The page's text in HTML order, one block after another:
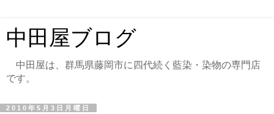
中田屋ブログ
中田屋は、群馬県藤岡市に四代続く藍染・染物の専門店
です。
2010年5月3日月曜日